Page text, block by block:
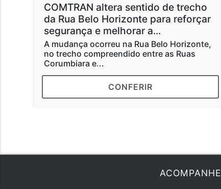
COMTRAN altera sentido de trecho
da Rua Belo Horizonte para reforçar
segurança e melhorar a...
A mudança ocorreu na Rua Belo Horizonte,
no trecho compreendido entre as Ruas
Corumbiara e...
CONFERIR
ACOMPANHE